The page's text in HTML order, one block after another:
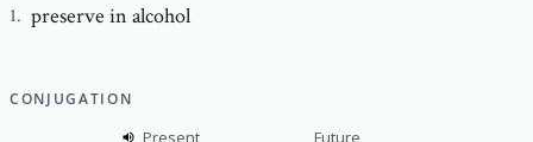
1. preserve in alcohol
CONJUGATION
Present
Future